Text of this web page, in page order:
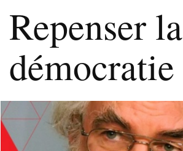
Repenser la
démocratie